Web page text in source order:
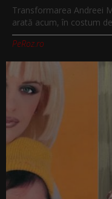
Transformarea Andreei
arată acum, în costum
PeRoz.ro